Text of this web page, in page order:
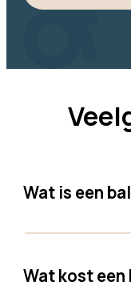
Wat is een
Wat kost